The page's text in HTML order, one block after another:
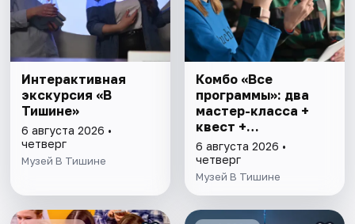
Интерактивная
экскурсия «В
Тишине»
6 августа 2026 •
четверг
Музей В Тишине
Комбо «Все
программы»: два
мастер-класса +
квест +
интерактивная
экскурсия
6 августа 2026 •
четверг
Музей В Тишине